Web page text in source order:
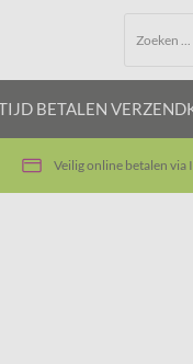
BETALEN
Veilig online betalen via